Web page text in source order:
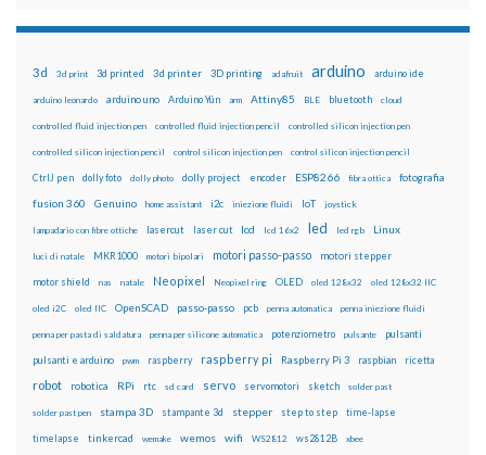
3d 3d print 3d printed 3d printer 3D printing adafruit arduino arduino ide
arduino leonardo arduino uno Arduino Yún arm Attiny85 BLE bluetooth cloud
controlled fluid injection pen controlled fluid injection pencil controlled silicon injection pen
controlled silicon injection pencil control silicon injection pen control silicon injection pencil
CtrlJ pen dolly foto dolly photo dolly project encoder ESP8266 fibra ottica fotografia
fusion 360 Genuino home assistant i2c iniezione fluidi IoT joystick
lampadario con fibre ottiche lasercut laser cut lcd lcd 16x2 led led rgb Linux
luci di natale MKR1000 motori bipolari motori passo-passo motori stepper
motor shield nas natale Neopixel Neopixel ring OLED oled 128x32 oled 128x32 IIC
oled i2C oled IIC OpenSCAD passo-passo pcb penna automatica penna iniezione fluidi
penna per pasta di saldatura penna per silicone automatica potenziometro pulsante pulsanti
pulsanti e arduino pwm raspberry raspberry pi Raspberry Pi 3 raspbian ricetta
robot robotica RPi rtc sd card servo servomotori sketch solder past
solder past pen stampa 3D stampante 3d stepper step to step time-lapse
timelapse tinkercad wemake wemos wifi WS2812 ws2812B xbee